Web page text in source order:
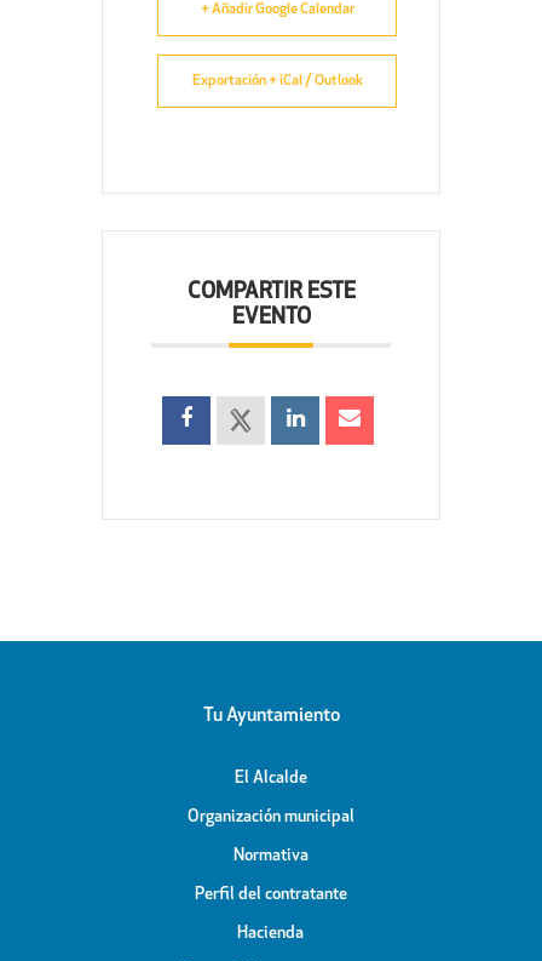
+ Añadir Google Calendar
Exportación + iCal / Outlook
COMPARTIR ESTE
EVENTO
Tu Ayuntamiento
El Alcalde
Organización municipal
Normativa
Perfil del contratante
Hacienda